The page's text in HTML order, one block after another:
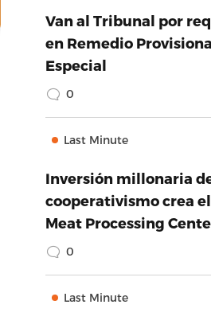
Van al Tribunal por
en Remedio
Especial
0
Last Minute
Inversión millonaria
cooperativismo crea
Meat Processing
0
Last Minute